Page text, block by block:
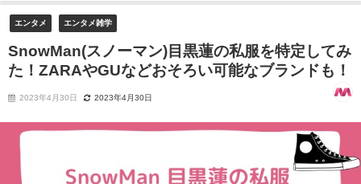
エンタメ エンタメ雑学
SnowMan(スノーマン)目黒蓮の私服を特定してみ
た！ZARAやGUなどおそろい可能なブランドも！
2023年4月30日 2023年4月30日